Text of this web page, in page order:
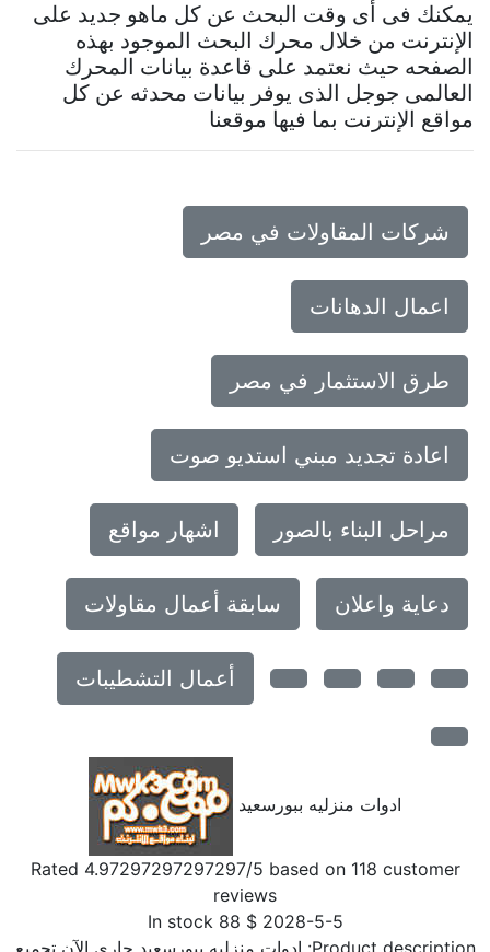
يمكنك فى أى وقت البحث عن كل ماهو جديد على
الإنترنت من خلال محرك البحث الموجود بهذه
الصفحه حيث نعتمد على قاعدة بيانات المحرك
العالمى جوجل الذى يوفر بيانات محدثه عن كل
مواقع الإنترنت بما فيها موقعنا
شركات المقاولات في مصر
اعمال الدهانات
طرق الاستثمار في مصر
اعادة تجديد مبني استديو صوت
مراحل البناء بالصور اشهار مواقع
دعاية واعلان سابقة أعمال مقاولات
أعمال التشطيبات
ادوات منزليه ببورسعيد
Rated4.97297297297297/5 based on118customer
reviews
2028-5-5
$
88
In stock
Product ادوات منزليه ببورسعيد جاري الآن تجميع